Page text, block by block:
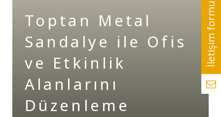
Metal Sandalye
Tonet-Thonet Sandalye
Hilton & Banket Sandalyeler
Klasik Sandalye
Bar Sandalyesi
Nova | Blog
İLETİŞİM
Toptan Metal
Sandalye ile Ofis
ve Etkinlik
Alanlarını
Düzenleme